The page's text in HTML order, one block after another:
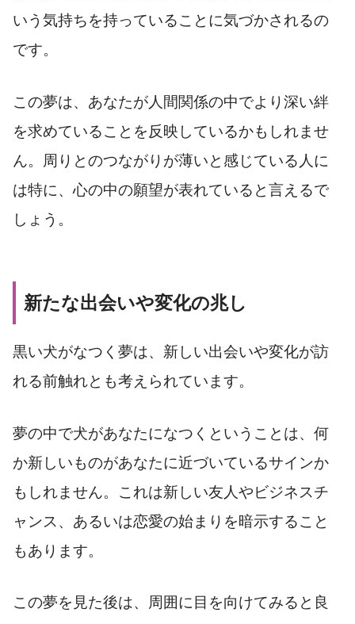
いう気持ちを持っていることに気づかされるの
です。
この夢は、あなたが人間関係の中でより深い絆
を求めていることを反映しているかもしれませ
ん。周りとのつながりが薄いと感じている人に
は特に、心の中の願望が表れていると言えるで
しょう。
新たな出会いや変化の兆し
黒い犬がなつく夢は、新しい出会いや変化が訪
れる前触れとも考えられています。
夢の中で犬があなたになつくということは、何
か新しいものがあなたに近づいているサインか
もしれません。これは新しい友人やビジネスチ
ャンス、あるいは恋愛の始まりを暗示すること
もあります。
この夢を見た後は、周囲に目を向けてみると良